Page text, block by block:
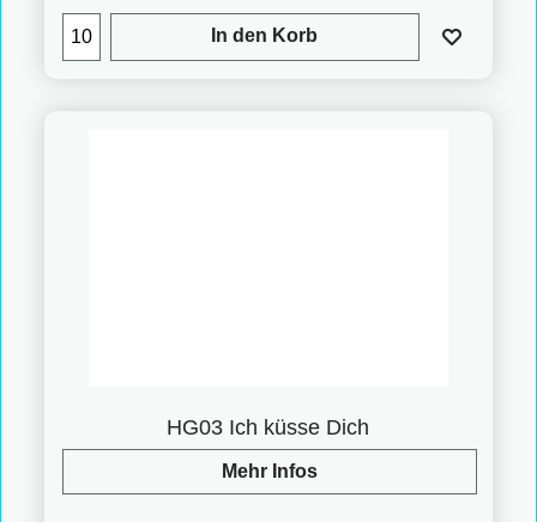
In den Korb
HG03 Ich küsse Dich
Mehr Infos